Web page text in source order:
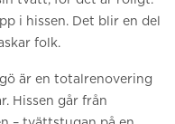
i hissen. Det blir en del
folk.
är en totalrenovering
Hissen går från